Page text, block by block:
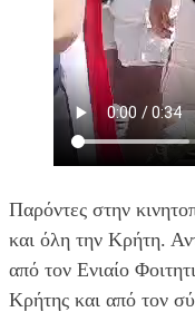
Παρόντες στην
και όλη την Κρήτη.
από τον Ενιαίο
Κρήτης και από τον